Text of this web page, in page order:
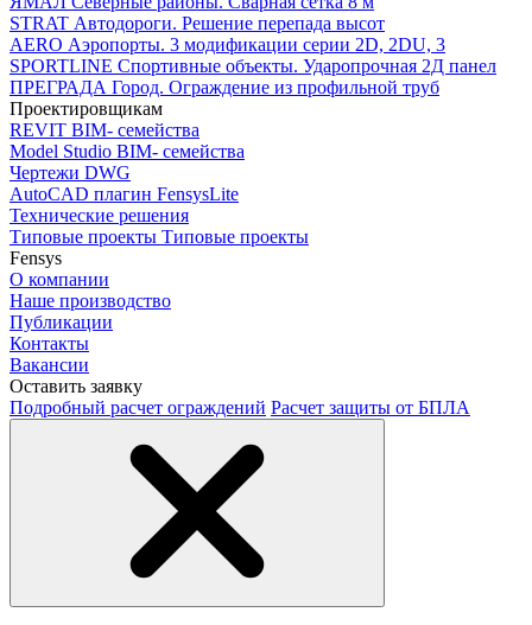
STRAT Автодороги. Решение перепада высот
AERO Аэропорты. 3 модификации серии 2D, 2DU, 3
SPORTLINE Спортивные объекты. Ударопрочная 2Д панел
ПРЕГРАДА Город. Ограждение из профильной труб
Проектировщикам
REVIT BIM- семейства
Model Studio BIM- семейства
Чертежи DWG
AutoCAD плагин FensysLite
Технические решения
Типовые проекты Типовые проекты
Fensys
О компании
Наше производство
Публикации
Контакты
Вакансии
Оставить заявку
Подробный расчет ограждений Расчет защиты от БПЛА